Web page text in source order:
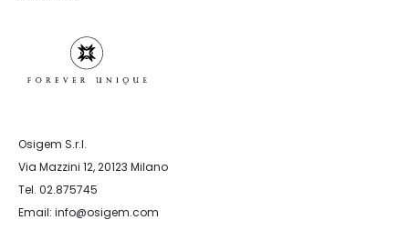
Osigem S.r.l.
Via Mazzini 12, 20123 Milano
Tel. 02.875745
Email: info@osigem.com